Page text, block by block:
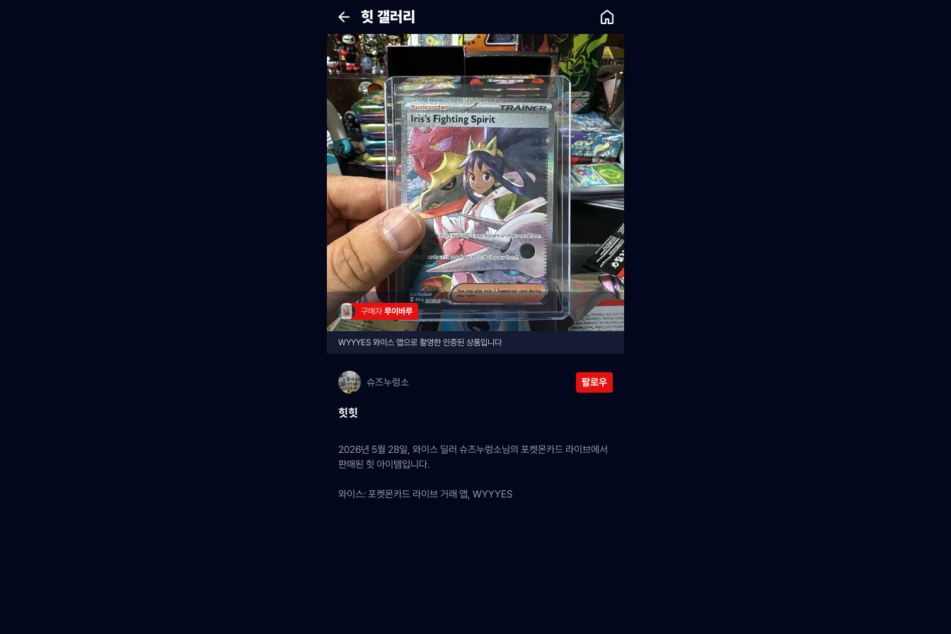
힛 갤러리
구매자 루이바루
WYYYES 와이스 앱으로 촬영한 인증된 상품입니다
슈즈누렁소 팔로우
힛힛
2026년 5월 28일, 와이스 딜러 슈즈누렁소님의 포켓몬카드 라이브에서
판매된 힛 아이템입니다.
와이스: 포켓몬카드 라이브 거래 앱, WYYYES